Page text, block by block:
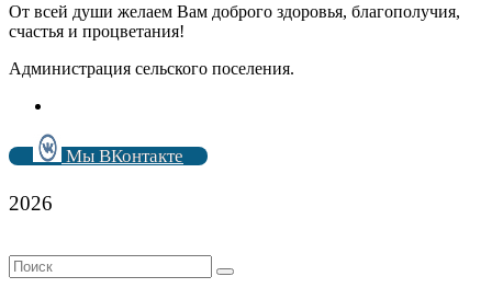
От всей души желаем Вам доброго здоровья, благополучия,
счастья и процветания!
Администрация сельского поселения.
Мы ВКонтакте
2026